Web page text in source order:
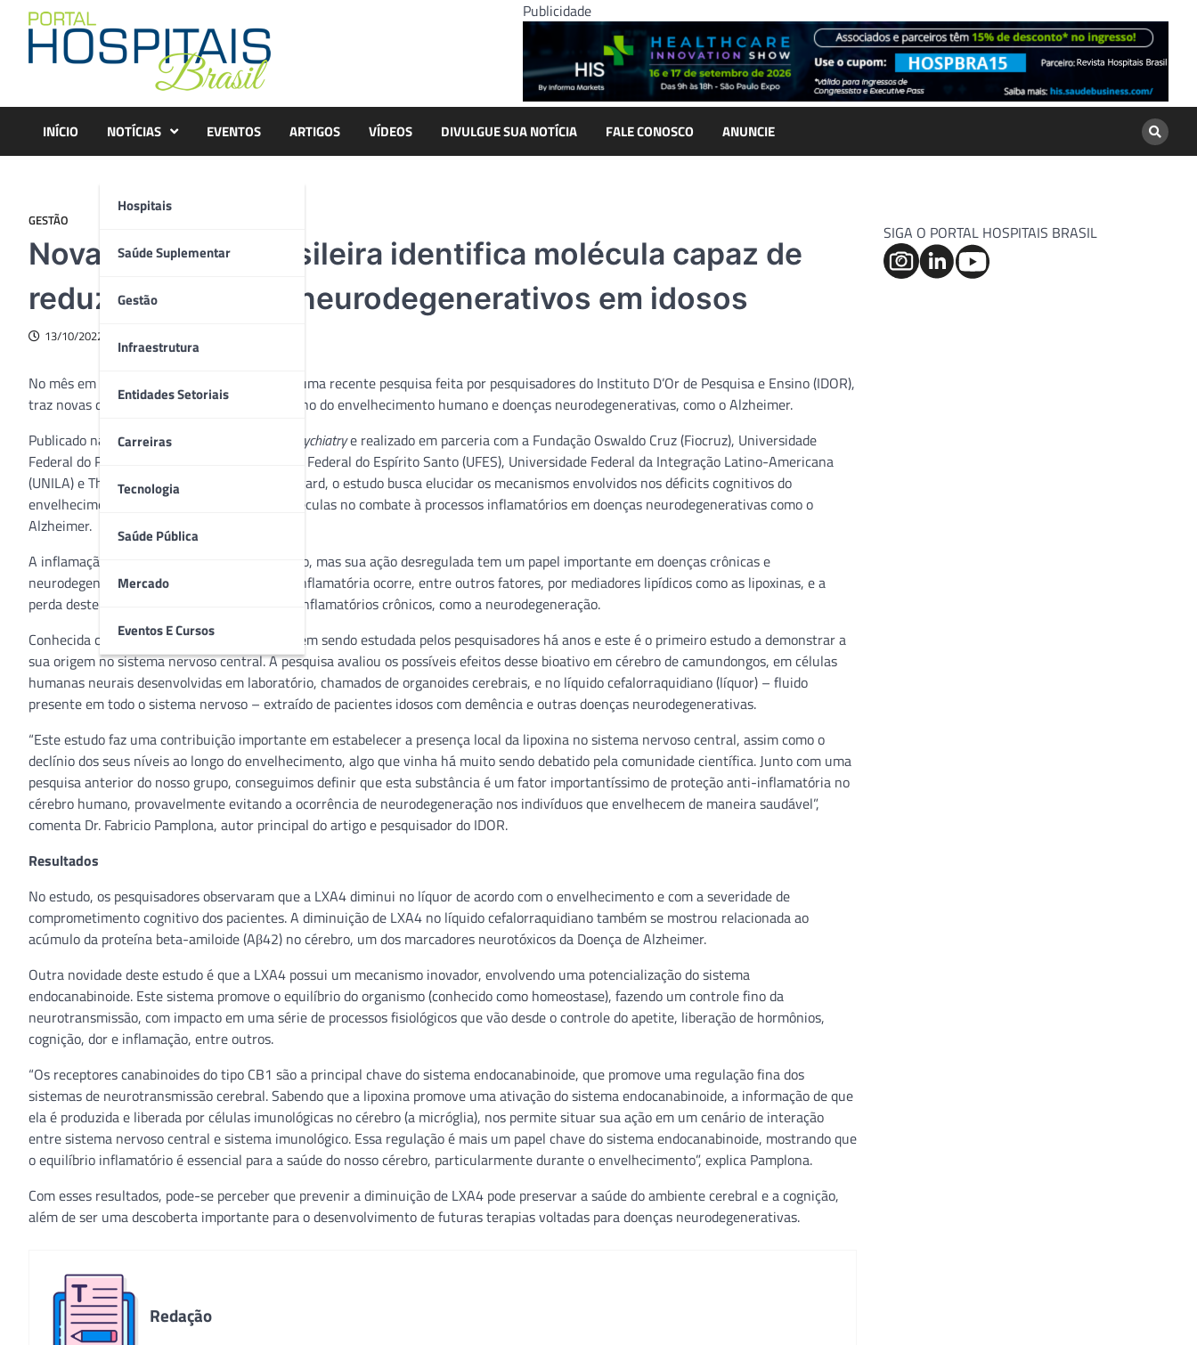
content
Publicidade
INÍCIO NOTÍCIAS
Hospitais
Saúde Suplementar
Gestão
Infraestrutura
Entidades Setoriais
Carreiras
Tecnologia
Saúde Pública
Mercado
Eventos E Cursos
EVENTOS ARTIGOS VÍDEOS DIVULGUE SUA NOTÍCIA FALE CONOSCO ANUNCIE
GESTÃO
Nova pesquisa brasileira identifica molécula capaz de
reduzir processos neurodegenerativos em idosos
13/10/2022
No mês em que se comemora o Dia do Idoso, uma recente pesquisa feita por pesquisadores do Instituto D’Or de Pesquisa e Ensino (IDOR),
traz novas descobertas e perspectivas em torno do envelhecimento humano e doenças neurodegenerativas, como o Alzheimer.
Publicado na revista científica
Translational Psychiatrye realizado em parceria com a Fundação Oswaldo Cruz (Fiocruz), Universidade
Federal do Rio de Janeiro (UFRJ), Universidade Federal do Espírito Santo (UFES), Universidade Federal da Integração Latino-Americana
(UNILA) e The Broad Institute of MIT and Harvard, o estudo busca elucidar os mecanismos envolvidos nos déficits cognitivos do
envelhecimento, considerando a ação de moléculas no combate à processos inflamatórios em doenças neurodegenerativas como o
Alzheimer.
A inflamação faz parte da defesa do organismo, mas sua ação desregulada tem um papel importante em doenças crônicas e
neurodegenerativas. O controle da resposta inflamatória ocorre, entre outros fatores, por mediadores lipídicos como as lipoxinas, e a
perda deste controle pode levar a problemas inflamatórios crônicos, como a neurodegeneração.
Conhecida como lipoxina A4, essa molécula vem sendo estudada pelos pesquisadores há anos e este é o primeiro estudo a demonstrar a
sua origem no sistema nervoso central. A pesquisa avaliou os possíveis efeitos desse bioativo em cérebro de camundongos, em células
humanas neurais desenvolvidas em laboratório, chamados de organoides cerebrais, e no líquido cefalorraquidiano (líquor) – fluido
presente em todo o sistema nervoso – extraído de pacientes idosos com demência e outras doenças neurodegenerativas.
“Este estudo faz uma contribuição importante em estabelecer a presença local da lipoxina no sistema nervoso central, assim como o
declínio dos seus níveis ao longo do envelhecimento, algo que vinha há muito sendo debatido pela comunidade científica. Junto com uma
pesquisa anterior do nosso grupo, conseguimos definir que esta substância é um fator importantíssimo de proteção anti-inflamatória no
cérebro humano, provavelmente evitando a ocorrência de neurodegeneração nos indivíduos que envelhecem de maneira saudável”,
comenta Dr. Fabricio Pamplona, autor principal do artigo e pesquisador do IDOR.
Resultados
No estudo, os pesquisadores observaram que a LXA4 diminui no líquor de acordo com o envelhecimento e com a severidade de
comprometimento cognitivo dos pacientes. A diminuição de LXA4 no líquido cefalorraquidiano também se mostrou relacionada ao
acúmulo da proteína beta-amiloide (Aβ42) no cérebro, um dos marcadores neurotóxicos da Doença de Alzheimer.
Outra novidade deste estudo é que a LXA4 possui um mecanismo inovador, envolvendo uma potencialização do sistema
endocanabinoide. Este sistema promove o equilíbrio do organismo (conhecido como homeostase), fazendo um controle fino da
neurotransmissão, com impacto em uma série de processos fisiológicos que vão desde o controle do apetite, liberação de hormônios,
cognição, dor e inflamação, entre outros.
“Os receptores canabinoides do tipo CB1 são a principal chave do sistema endocanabinoide, que promove uma regulação fina dos
sistemas de neurotransmissão cerebral. Sabendo que a lipoxina promove uma ativação do sistema endocanabinoide, a informação de que
ela é produzida e liberada por células imunológicas no cérebro (a micróglia), nos permite situar sua ação em um cenário de interação
entre sistema nervoso central e sistema imunológico. Essa regulação é mais um papel chave do sistema endocanabinoide, mostrando que
o equilíbrio inflamatório é essencial para a saúde do nosso cérebro, particularmente durante o envelhecimento”, explica Pamplona.
Com esses resultados, pode-se perceber que prevenir a diminuição de LXA4 pode preservar a saúde do ambiente cerebral e a cognição,
além de ser uma descoberta importante para o desenvolvimento de futuras terapias voltadas para doenças neurodegenerativas.
Redação
SIGA O PORTAL HOSPITAIS BRASIL